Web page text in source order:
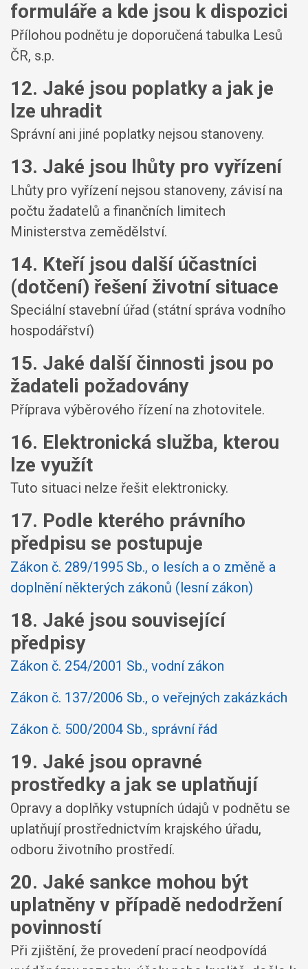
formuláře a kde jsou k dispozici
Přílohou podnětu je doporučená tabulka Lesů
ČR, s.p.
12. Jaké jsou poplatky a jak je
lze uhradit
Správní ani jiné poplatky nejsou stanoveny.
13. Jaké jsou lhůty pro vyřízení
Lhůty pro vyřízení nejsou stanoveny, závisí na
počtu žadatelů a finančních limitech
Ministerstva zemědělství.
14. Kteří jsou další účastníci
(dotčení) řešení životní situace
Speciální stavební úřad (státní správa vodního
hospodářství)
15. Jaké další činnosti jsou po
žadateli požadovány
Příprava výběrového řízení na zhotovitele.
16. Elektronická služba, kterou
lze využít
Tuto situaci nelze řešit elektronicky.
17. Podle kterého právního
předpisu se postupuje
Zákon č. 289/1995 Sb., o lesích a o změně a
doplnění některých zákonů (lesní zákon)
18. Jaké jsou související
předpisy
Zákon č. 254/2001 Sb., vodní zákon
Zákon č. 137/2006 Sb., o veřejných zakázkách
Zákon č. 500/2004 Sb., správní řád
19. Jaké jsou opravné
prostředky a jak se uplatňují
Opravy a doplňky vstupních údajů v podnětu se
uplatňují prostřednictvím krajského úřadu,
odboru životního prostředí.
20. Jaké sankce mohou být
uplatněny v případě nedodržení
povinností
Při zjištění, že provedení prací neodpovídá